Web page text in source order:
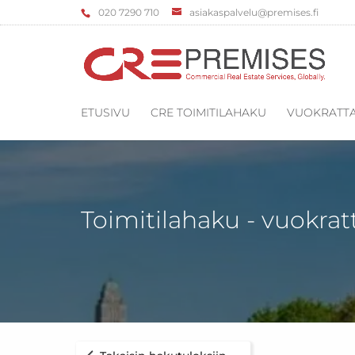
‌020 7290 710 asiakaspalvelu@premises.fi
ETUSIVU CRE TOIMITILAHAKU
Toimitilahaku -